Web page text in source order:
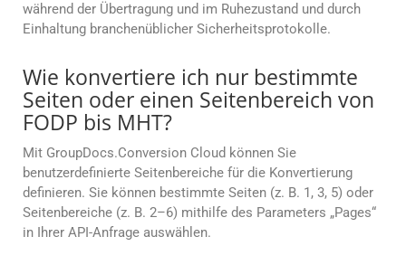
während der Übertragung und im Ruhezustand und durch
Einhaltung branchenüblicher Sicherheitsprotokolle.
Wie konvertiere ich nur bestimmte
Seiten oder einen Seitenbereich von
FODP bis MHT?
Mit GroupDocs.Conversion Cloud können Sie
benutzerdefinierte Seitenbereiche für die Konvertierung
definieren. Sie können bestimmte Seiten (z. B. 1, 3, 5) oder
Seitenbereiche (z. B. 2–6) mithilfe des Parameters „Pages“
in Ihrer API-Anfrage auswählen.